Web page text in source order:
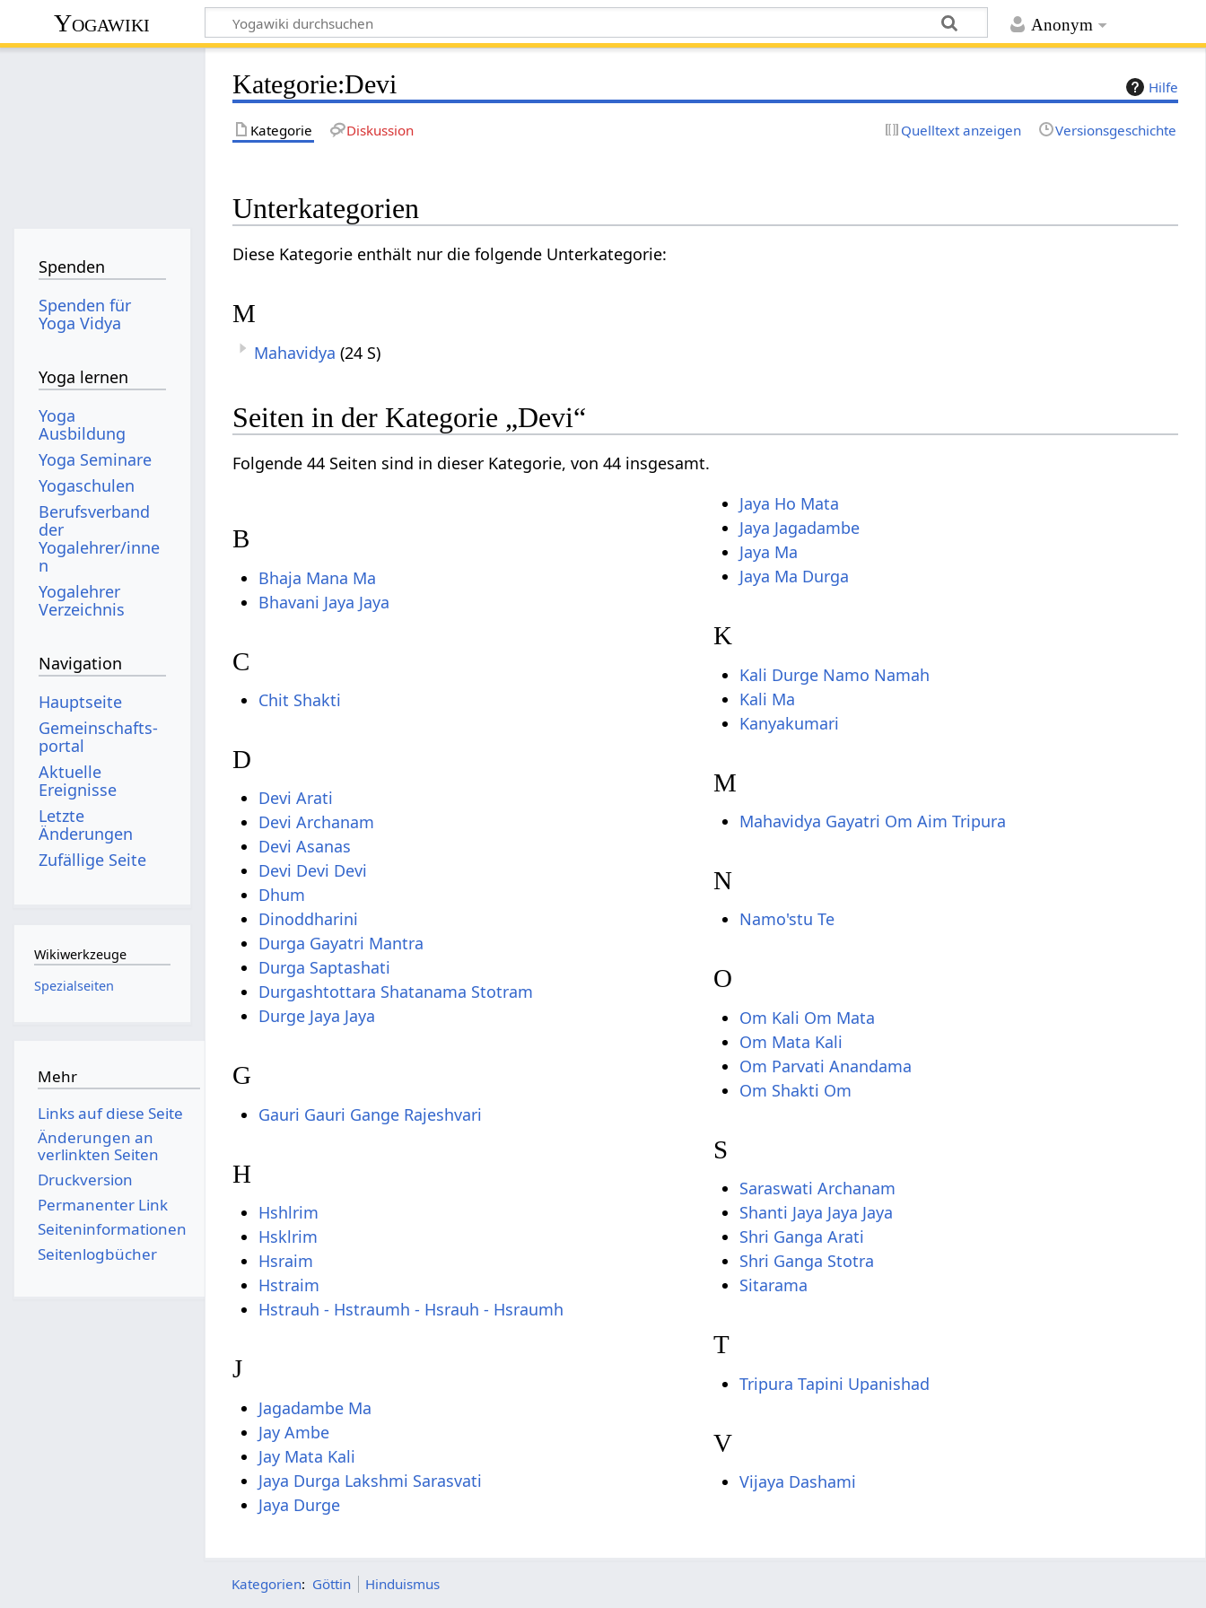
Anonym
Yogawiki
Hilfe
Kategorie:Devi
Kategorie Diskussion Quelltext anzeigen Versionsgeschichte
Unterkategorien
Diese Kategorie enthält nur die folgende Unterkategorie:
M
Mahavidya (24 S)
Seiten in der Kategorie „Devi“
Folgende 44 Seiten sind in dieser Kategorie, von 44 insgesamt.
B
Bhaja Mana Ma
Bhavani Jaya Jaya
C
Chit Shakti
D
Devi Arati
Devi Archanam
Devi Asanas
Devi Devi Devi
Dhum
Dinoddharini
Durga Gayatri Mantra
Durga Saptashati
Durgashtottara Shatanama Stotram
Durge Jaya Jaya
G
Gauri Gauri Gange Rajeshvari
H
Hshlrim
Hsklrim
Hsraim
Hstraim
Hstrauh - Hstraumh - Hsrauh - Hsraumh
J
Jagadambe Ma
Jay Ambe
Jay Mata Kali
Jaya Durga Lakshmi Sarasvati
Jaya Durge
Jaya Ho Mata
Jaya Jagadambe
Jaya Ma
Jaya Ma Durga
K
Kali Durge Namo Namah
Kali Ma
Kanyakumari
M
Mahavidya Gayatri Om Aim Tripura
N
Namo'stu Te
O
Om Kali Om Mata
Om Mata Kali
Om Parvati Anandama
Om Shakti Om
S
Saraswati Archanam
Shanti Jaya Jaya Jaya
Shri Ganga Arati
Shri Ganga Stotra
Sitarama
T
Tripura Tapini Upanishad
V
Vijaya Dashami
Kategorien: Göttin Hinduismus
Spenden
Spenden für
Yoga Vidya
Yoga lernen
Yoga
Ausbildung
Yoga Seminare
Yogaschulen
Berufsverband
der
Yogalehrer/inne
n
Yogalehrer
Verzeichnis
Navigation
Hauptseite
Gemeinschafts­
portal
Aktuelle
Ereignisse
Letzte
Änderungen
Zufällige Seite
Wikiwerkzeuge
Spezialseiten
Mehr
Links auf diese Seite
Änderungen an
verlinkten Seiten
Druckversion
Permanenter Link
Seiten­­informationen
Seitenlogbücher